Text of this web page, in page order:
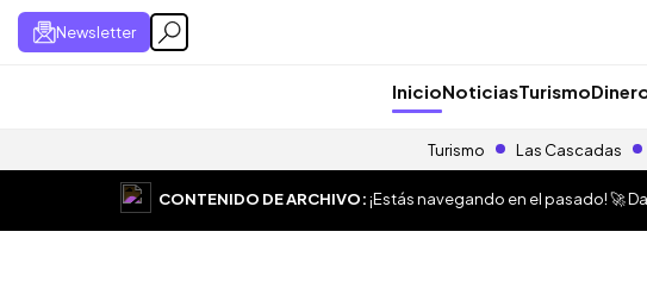
Newsletter
InicioNoticiasTurismo
Turismo Las Cascadas
CONTENIDO DE ARCHIVO:¡Estás navegando en el pasado! 🚀